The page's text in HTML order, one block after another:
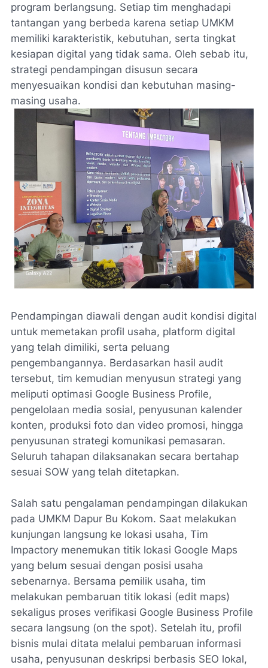
program berlangsung. Setiap tim menghadapi
tantangan yang berbeda karena setiap UMKM
memiliki karakteristik, kebutuhan, serta tingkat
kesiapan digital yang tidak sama. Oleh sebab itu,
strategi pendampingan disusun secara
menyesuaikan kondisi dan kebutuhan masing-
masing usaha.
Pendampingan diawali dengan audit kondisi digital
untuk memetakan profil usaha, platform digital
yang telah dimiliki, serta peluang
pengembangannya. Berdasarkan hasil audit
tersebut, tim kemudian menyusun strategi yang
meliputi optimasi Google Business Profile,
pengelolaan media sosial, penyusunan kalender
konten, produksi foto dan video promosi, hingga
penyusunan strategi komunikasi pemasaran.
Seluruh tahapan dilaksanakan secara bertahap
sesuai SOW yang telah ditetapkan.
Salah satu pengalaman pendampingan dilakukan
pada UMKM Dapur Bu Kokom. Saat melakukan
kunjungan langsung ke lokasi usaha, Tim
Impactory menemukan titik lokasi Google Maps
yang belum sesuai dengan posisi usaha
sebenarnya. Bersama pemilik usaha, tim
melakukan pembaruan titik lokasi (edit maps)
sekaligus proses verifikasi Google Business Profile
secara langsung (on the spot). Setelah itu, profil
bisnis mulai ditata melalui pembaruan informasi
usaha, penyusunan deskripsi berbasis SEO lokal,